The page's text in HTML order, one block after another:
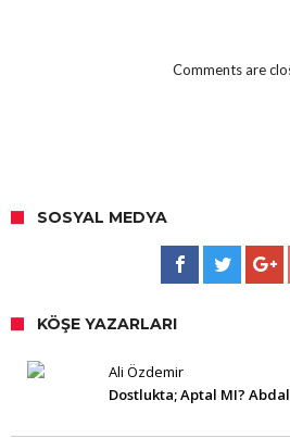
Comments are
SOSYAL MEDYA
KÖŞE YAZARLARI
Ali Özdemir
Dostlukta; Aptal MI? Abdal